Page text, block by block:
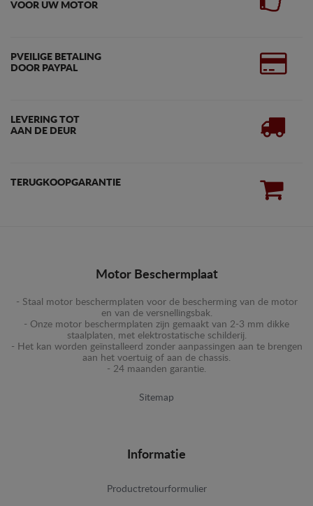
VOOR UW MOTOR
PVEILIGE BETALING
DOOR PAYPAL
LEVERING TOT
AAN DE DEUR
TERUGKOOPGARANTIE
Motor Beschermplaat
- Staal motor beschermplaten voor de bescherming van de motor
en van de versnellingsbak.
- Onze motor beschermplaten zijn gemaakt van 2-3 mm dikke
staalplaten, met elektrostatische schilderij.
- Het kan worden geïnstalleerd zonder aanpassingen aan te brengen
aan het voertuig of aan de chassis.
- 24 maanden garantie.
Sitemap
Informatie
Productretourformulier